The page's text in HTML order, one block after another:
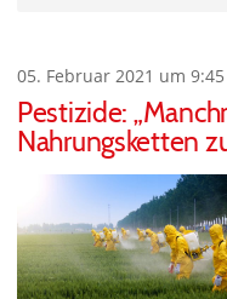
05. Februar 2021 um 9:45
Pestizide:
Nahrungsketten